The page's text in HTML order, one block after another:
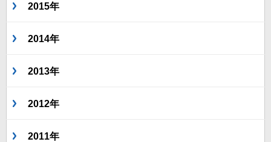
2015年
2014年
2013年
2012年
2011年